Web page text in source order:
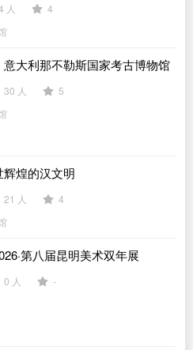
人
4
大利那不勒斯国家考古博物馆
30 人
5
煌的汉文明
21 人
4
第八届昆明美术双年展
0 人
-